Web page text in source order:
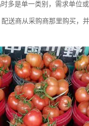
多是单一类别，需求单位
送商从采购商那里购买，